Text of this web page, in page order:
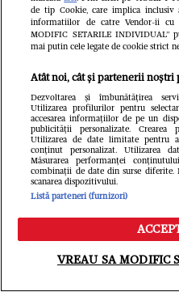
să-l „boteze”
Spaniei:
Marcel Pușcaș,
Meniu Caută
de tip Cookie, care implica inclusiv
informatiilor de catre Vendor-ii cu
MODIFIC SETARILE
mai putin cele legate de cookie strict
Atât noi, cât și partenerii
Dezvoltarea și îmbunătățirea
Utilizarea profilurilor pentru
accesarea informațiilor de pe un
publicității personalizate. Crearea
Utilizarea de date limitate pentru
conținut personalizat. Utilizarea
Măsurarea performanței
combinații de date din surse diferite.
scanarea dispozitivului.
Listă parteneri (furnizori)
VREAU SA MODIFIC